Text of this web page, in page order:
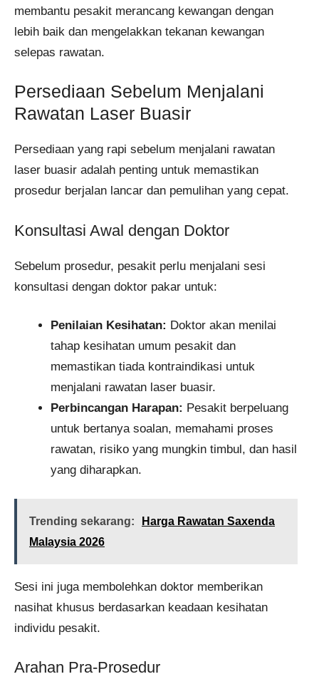
membantu pesakit merancang kewangan dengan
lebih baik dan mengelakkan tekanan kewangan
selepas rawatan.
Persediaan Sebelum Menjalani
Rawatan Laser Buasir
Persediaan yang rapi sebelum menjalani rawatan
laser buasir adalah penting untuk memastikan
prosedur berjalan lancar dan pemulihan yang cepat.
Konsultasi Awal dengan Doktor
Sebelum prosedur, pesakit perlu menjalani sesi
konsultasi dengan doktor pakar untuk:
Penilaian Kesihatan: Doktor akan menilai
tahap kesihatan umum pesakit dan
memastikan tiada kontraindikasi untuk
menjalani rawatan laser buasir.
Perbincangan Harapan: Pesakit berpeluang
untuk bertanya soalan, memahami proses
rawatan, risiko yang mungkin timbul, dan hasil
yang diharapkan.
Trending sekarang:
Harga Rawatan Saxenda
Malaysia 2026
Sesi ini juga membolehkan doktor memberikan
nasihat khusus berdasarkan keadaan kesihatan
individu pesakit.
Arahan Pra-Prosedur